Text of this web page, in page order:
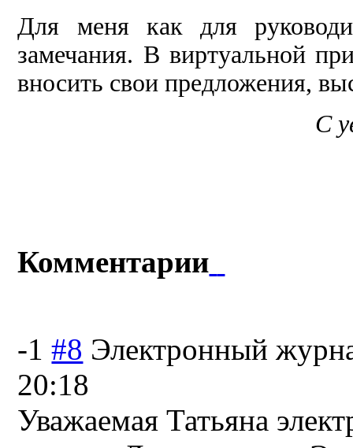
Для меня как для
замечания. В виртуальной
вносить свои предложения,
С
Комментарии
-1 #8 Электронный
20:18
Уважаемая Татьяна